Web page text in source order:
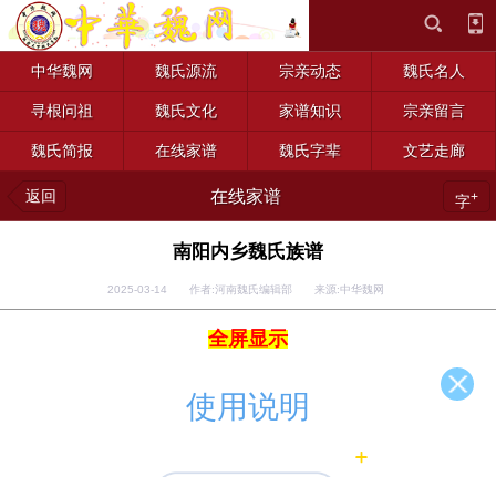
中华魏网 魏氏源流 宗亲动态 魏氏名人
寻根问祖 魏氏文化 家谱知识 宗亲留言
魏氏简报 在线家谱 魏氏字辈 文艺走廊
返回 在线家谱 字+
南阳内乡魏氏族谱
2025-03-14 作者:河南魏氏编辑部 来源:中华魏网
全屏显示